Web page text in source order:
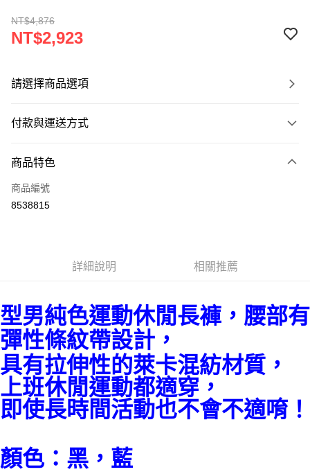
NT$4,876
NT$2,923
請選擇商品選項
付款與運送方式
信用卡一次付款
超商取貨付款
運送方式
全家取貨付款
每筆NT$60
7-11取貨付款
每筆NT$60
宅配
每筆NT$250
商品特色
商品編號
8538815
詳細說明 相關推薦
型男純色運動休閒長褲，腰部有
彈性條紋帶設計，
具有拉伸性的萊卡混紡材質，
上班休閒運動都適穿，
即使長時間活動也不會不適唷！
顏色：黑，藍